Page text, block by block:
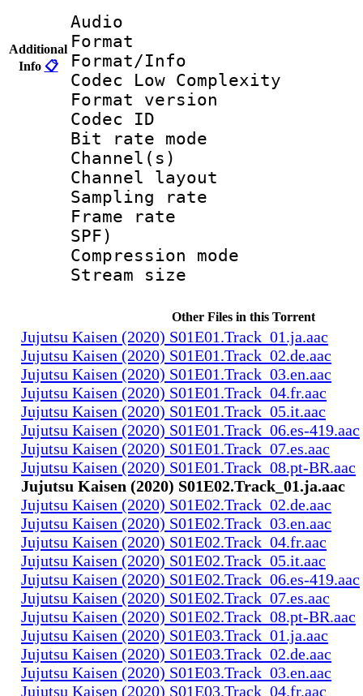
Additional
Info 📋
Audio
Format :
Format/Info :
Codec Low Complexity
Format
Codec
Bit rate
Channel(s)
Channel
Sampling
Frame rate :
SPF)
Compression
Stream size :
Other Files in this Torrent
Jujutsu Kaisen (2020) S01E01.Track_01.ja.aac
Jujutsu Kaisen (2020) S01E01.Track_02.de.aac
Jujutsu Kaisen (2020) S01E01.Track_03.en.aac
Jujutsu Kaisen (2020) S01E01.Track_04.fr.aac
Jujutsu Kaisen (2020) S01E01.Track_05.it.aac
Jujutsu Kaisen (2020) S01E01.Track_06.es-419.aac
Jujutsu Kaisen (2020) S01E01.Track_07.es.aac
Jujutsu Kaisen (2020) S01E01.Track_08.pt-BR.aac
Jujutsu Kaisen (2020) S01E02.Track_01.ja.aac
Jujutsu Kaisen (2020) S01E02.Track_02.de.aac
Jujutsu Kaisen (2020) S01E02.Track_03.en.aac
Jujutsu Kaisen (2020) S01E02.Track_04.fr.aac
Jujutsu Kaisen (2020) S01E02.Track_05.it.aac
Jujutsu Kaisen (2020) S01E02.Track_06.es-419.aac
Jujutsu Kaisen (2020) S01E02.Track_07.es.aac
Jujutsu Kaisen (2020) S01E02.Track_08.pt-BR.aac
Jujutsu Kaisen (2020) S01E03.Track_01.ja.aac
Jujutsu Kaisen (2020) S01E03.Track_02.de.aac
Jujutsu Kaisen (2020) S01E03.Track_03.en.aac
Jujutsu Kaisen (2020) S01E03.Track_04.fr.aac